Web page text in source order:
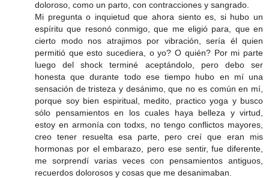
doloroso, como un parto, con contracciones y sangrado.
Mi pregunta o inquietud que ahora siento es, si hubo un
espíritu que resonó conmigo, que me eligió para, que en
cierto modo nos atrajimos por vibración, sería él quien
permitió que esto sucediera, o yo? O quién? Por mi parte
luego del shock terminé aceptándolo, pero debo ser
honesta que durante todo ese tiempo hubo en mí una
sensación de tristeza y desánimo, que no es común en mí,
porque soy bien espiritual, medito, practico yoga y busco
sólo pensamientos en los cuales haya belleza y virtud,
estoy en armonía con todxs, no tengo conflictos mayores,
creo tener resuelta esa parte, pero creí que eran mis
hormonas por el embarazo, pero ese sentir, fue diferente,
me sorprendí varias veces con pensamientos antiguos,
recuerdos dolorosos y cosas que me desanimaban.